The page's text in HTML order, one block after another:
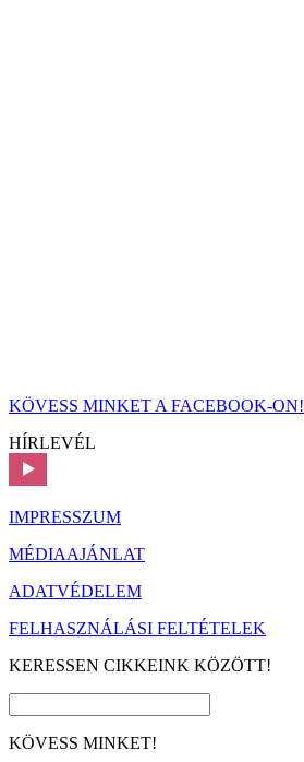
KÖVESS MINKET A FACEBOOK-ON!
HÍRLEVÉL
IMPRESSZUM
MÉDIAAJÁNLAT
ADATVÉDELEM
FELHASZNÁLÁSI FELTÉTELEK
KERESSEN CIKKEINK KÖZÖTT!
KÖVESS MINKET!